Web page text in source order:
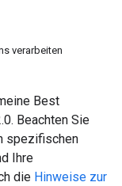
verarbeiten
Best
Beachten Sie
spezifischen
Ihre
die Hinweise zur